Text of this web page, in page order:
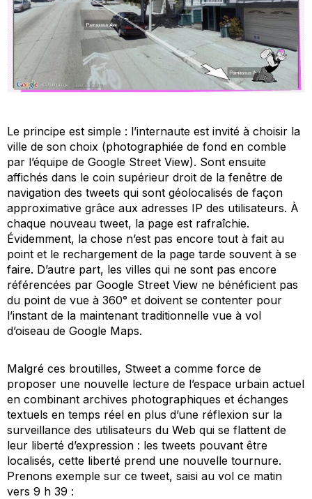
Le principe est simple : l’internaute est invité à choisir la
ville de son choix (photographiée de fond en comble
par l’équipe de Google Street View). Sont ensuite
affichés dans le coin supérieur droit de la fenêtre de
navigation des tweets qui sont géolocalisés de façon
approximative grâce aux adresses IP des utilisateurs. À
chaque nouveau tweet, la page est rafraîchie.
Évidemment, la chose n’est pas encore tout à fait au
point et le rechargement de la page tarde souvent à se
faire. D’autre part, les villes qui ne sont pas encore
référencées par Google Street View ne bénéficient pas
du point de vue à 360° et doivent se contenter pour
l’instant de la maintenant traditionnelle vue à vol
d’oiseau de Google Maps.
Malgré ces broutilles, Stweet a comme force de
proposer une nouvelle lecture de l’espace urbain actuel
en combinant archives photographiques et échanges
textuels en temps réel en plus d’une réflexion sur la
surveillance des utilisateurs du Web qui se flattent de
leur liberté d’expression : les tweets pouvant être
localisés, cette liberté prend une nouvelle tournure.
Prenons exemple sur ce tweet, saisi au vol ce matin
vers 9 h 39 :